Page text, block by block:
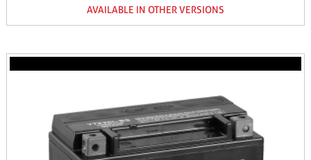
AVAILABLE IN OTHER VERSIONS